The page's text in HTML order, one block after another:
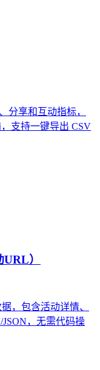
分享和互动指标，
支持一键导出 CSV
）
，包含活动详情、
，无需代码操